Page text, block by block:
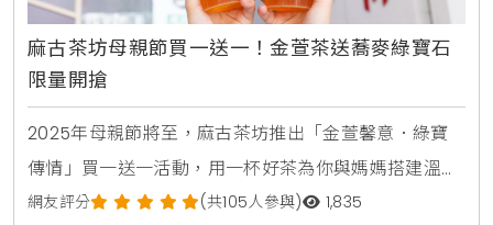
麻古茶坊母親節買一送一！金萱茶送蕎麥綠寶石
限量開搶
2025年母親節將至，麻古茶坊推出「金萱馨意．綠寶
傳情」買一送一活動，用一杯好茶為你與媽媽搭建溫馨
橋樑。5月10日至11日，於全台門市購買高山金萱茶，即
網友評分 (共105人參與) 1,835